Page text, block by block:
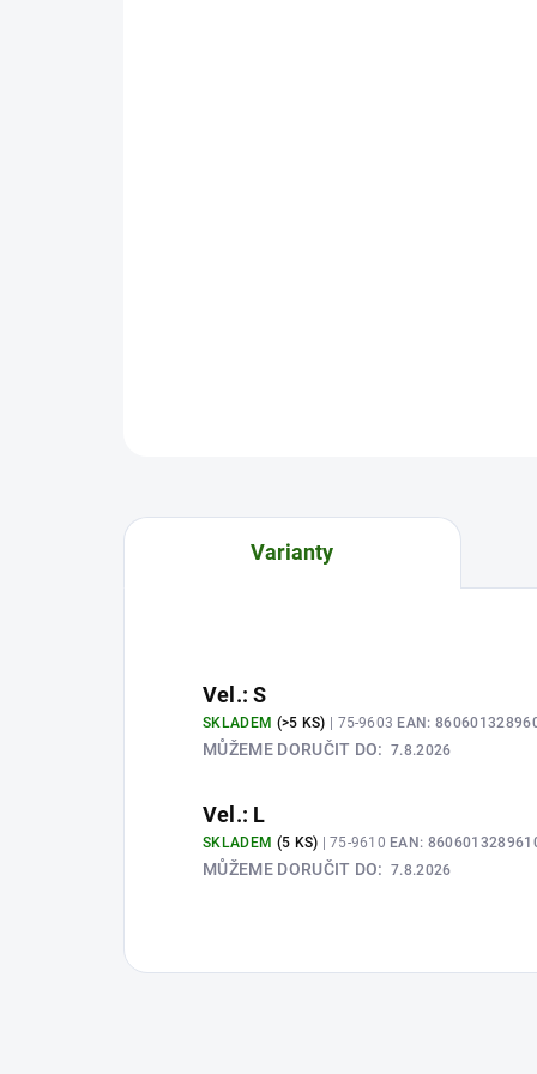
Varianty
Vel.: S
SKLADEM (>5 KS) | 75-9603 EAN:
MŮŽEME DORUČIT DO: 7.8.2026
Vel.: L
SKLADEM (5 KS) | 75-9610 EAN:
MŮŽEME DORUČIT DO: 7.8.2026